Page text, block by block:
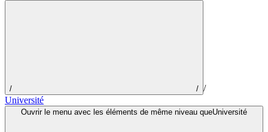
/ / /
Université
Ouvrir le menu avec les éléments de même niveau queUniversité